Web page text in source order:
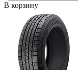
В корзину